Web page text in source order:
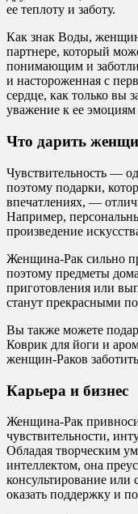
ее теплоту и заботу.
Как знак Воды,
партнере, который
понимающим и
и настороженная с
сердце, как только вы
уважение к ее эмоциям
Что дарить
Чувствительность —
поэтому подарки,
впечатлениях, —
Например,
произведение
Женщина-Рак сильно
поэтому предметы
приготовления или
станут прекрасными
Вы также можете
Коврик для йоги и
женщин-Раков
Карьера и бизнес
Женщина-Рак
чувствительности,
Обладая творческим
интеллектом, она
консультирование или
оказать поддержку и